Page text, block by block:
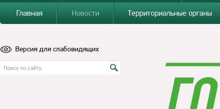
Главная
Новости Территориальные органы
Версия для слабовидящих